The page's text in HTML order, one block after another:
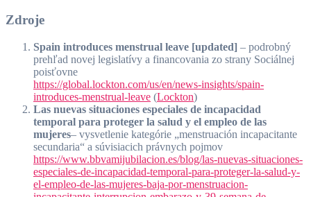
Zdroje
Spain introduces menstrual leave [updated] – podrobný
prehľad novej legislatívy a financovania zo strany Sociálnej
poisťovne
https://global.lockton.com/us/en/news-insights/spain-
introduces-menstrual-leave (Lockton)
Las nuevas situaciones especiales de incapacidad
temporal para proteger la salud y el empleo de las
mujeres– vysvetlenie kategórie „menstruación incapacitante
secundaria“ a súvisiacich právnych pojmov
https://www.bbvamijubilacion.es/blog/las-nuevas-situaciones-
especiales-de-incapacidad-temporal-para-proteger-la-salud-y-
el-empleo-de-las-mujeres-baja-por-menstruacion-